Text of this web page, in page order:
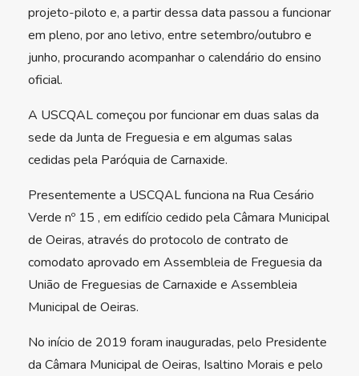
projeto-piloto e, a partir dessa data passou a funcionar
em pleno, por ano letivo, entre setembro/outubro e
junho, procurando acompanhar o calendário do ensino
oficial.
A USCQAL começou por funcionar em duas salas da
sede da Junta de Freguesia e em algumas salas
cedidas pela Paróquia de Carnaxide.
Presentemente a USCQAL funciona na Rua Cesário
Verde nº 15 , em edifício cedido pela Câmara Municipal
de Oeiras, através do protocolo de contrato de
comodato aprovado em Assembleia de Freguesia da
União de Freguesias de Carnaxide e Assembleia
Municipal de Oeiras.
No início de 2019 foram inauguradas, pelo Presidente
da Câmara Municipal de Oeiras, Isaltino Morais e pelo